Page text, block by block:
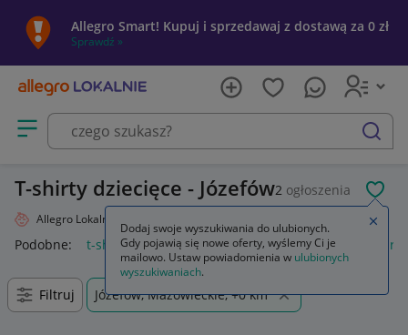
Allegro Smart! Kupuj i sprzedawaj z dostawą za 0 zł
Sprawdź »
Otwórz menu z kategoriami
szukaj
T-shirty dziecięce - Józefów2 ogłoszenia
Allegro Lokalnie
Podobne: t-shirty t-shirty męskie t-shirty damskie t-
Filtruj Józefów, Mazowieckie, +0 km
Dodaj swoje wyszukiwania do ulubionych.
Gdy pojawią się nowe oferty, wyślemy Ci je
mailowo. Ustaw powiadomienia w ulubionych
wyszukiwaniach.